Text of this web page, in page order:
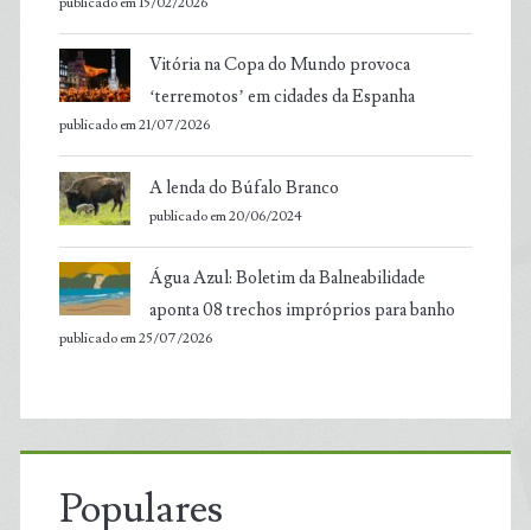
Vitória na Copa do Mundo provoca
‘terremotos’ em cidades da Espanha
publicado em 21/07/2026
A lenda do Búfalo Branco
publicado em 20/06/2024
Água Azul: Boletim da Balneabilidade
aponta 08 trechos impróprios para banho
publicado em 25/07/2026
Populares